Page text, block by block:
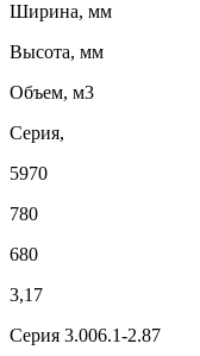
Ширина, мм
Высота, мм
Объем, м3
Серия,
5970
780
680
3,17
Серия 3.006.1-2.87